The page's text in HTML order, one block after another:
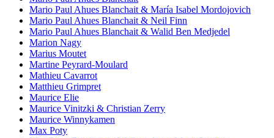
Mario Paul Ahues Blanchait & María Isabel Mordojovich
Mario Paul Ahues Blanchait & Neil Finn
Mario Paul Ahues Blanchait & Walid Ben Medjedel
Marion Nagy
Marius Moutet
Martine Peyrard-Moulard
Mathieu Cavarrot
Matthieu Grimpret
Maurice Elie
Maurice Vinitzki & Christian Zerry
Maurice Winnykamen
Max Poty